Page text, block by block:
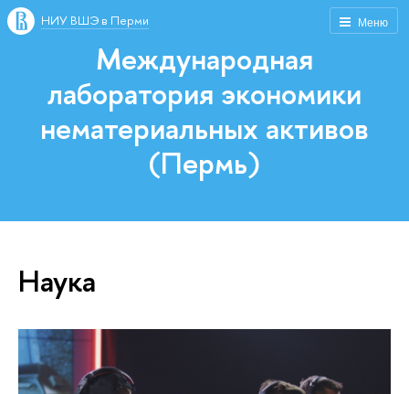
Меню
НИУ ВШЭ в Перми
Международная
лаборатория экономики
нематериальных активов
(Пермь)
Наука